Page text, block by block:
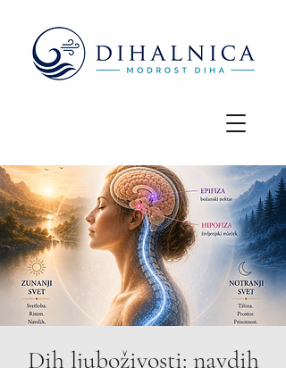
Dih ljuboživosti: navdih